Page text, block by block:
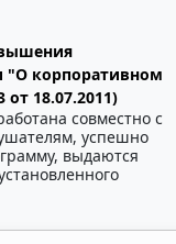
"О корпоративном
от 18.07.2011)
совместно с
успешно
выдаются